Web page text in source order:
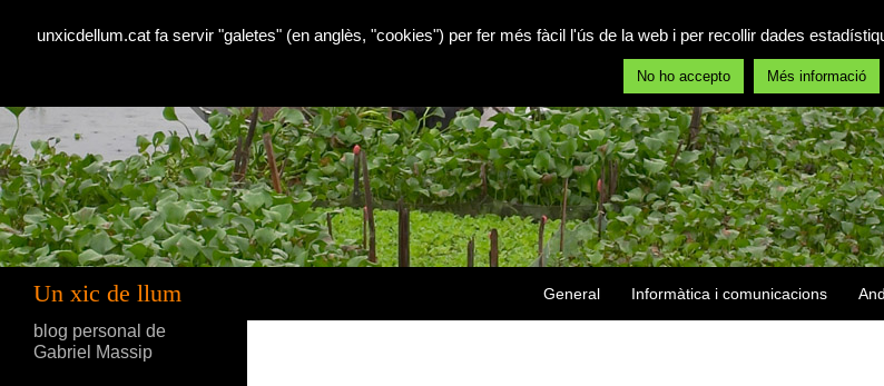
Un xic de llum
General
Informàtica i comunicacions
blog personal de
Gabriel Massip
unxicdellum.cat fa servir "galetes" (en anglès, "cookies") per fer més fàcil l'ús de la web i per recollir dades
No ho accepto Més informació